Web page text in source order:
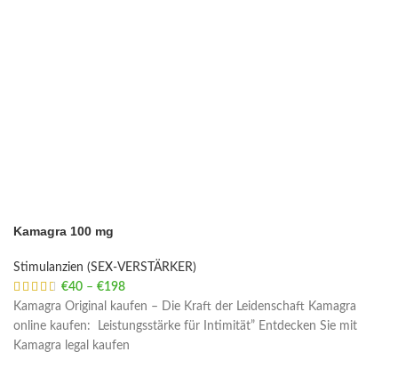
Kamagra 100 mg
Stimulanzien (SEX-VERSTÄRKER)
€40 – €198
Kamagra Original kaufen – Die Kraft der Leidenschaft Kamagra
online kaufen: Leistungsstärke für Intimität” Entdecken Sie mit
Kamagra legal kaufen